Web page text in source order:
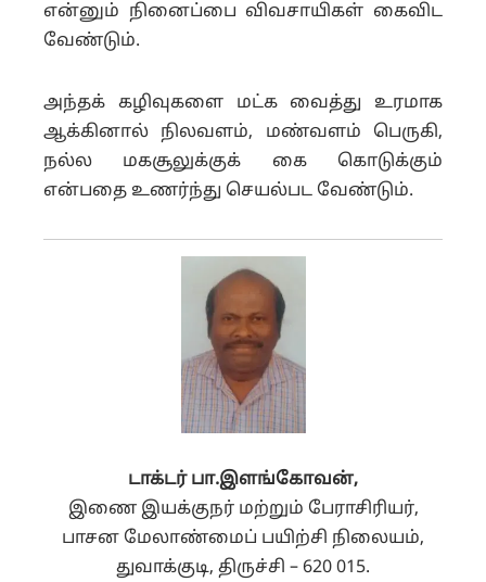
என்னும் நினைப்பை விவசாயிகள் கைவிட
வேண்டும்.
அந்தக் கழிவுகளை மட்க வைத்து உரமாக
ஆக்கினால் நிலவளம், மண்வளம் பெருகி,
நல்ல மகசூலுக்குக் கை கொடுக்கும்
என்பதை உணர்ந்து செயல்பட வேண்டும்.
டாக்டர் பா.இளங்கோவன்,
இணை இயக்குநர் மற்றும் பேராசிரியர்,
பாசன மேலாண்மைப் பயிற்சி நிலையம்,
துவாக்குடி, திருச்சி – 620 015.